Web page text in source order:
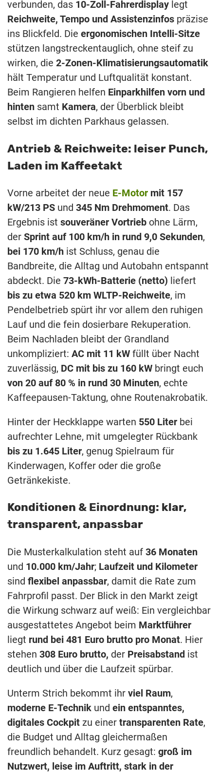
verbunden, das 10-Zoll-Fahrerdisplay legt
Reichweite, Tempo und Assistenzinfos präzise
ins Blickfeld. Die ergonomischen Intelli-Sitze
stützen langstreckentauglich, ohne steif zu
wirken, die 2-Zonen-Klimatisierungsautomatik
hält Temperatur und Luftqualität konstant.
Beim Rangieren helfen Einparkhilfen vorn und
hinten samt Kamera, der Überblick bleibt
selbst im dichten Parkhaus gelassen.
Antrieb & Reichweite: leiser Punch,
Laden im Kaffeetakt
Vorne arbeitet der neue E-Motor mit 157
kW/213 PS und 345 Nm Drehmoment. Das
Ergebnis ist souveräner Vortrieb ohne Lärm,
der Sprint auf 100 km/h in rund 9,0 Sekunden,
bei 170 km/h ist Schluss, genau die
Bandbreite, die Alltag und Autobahn entspannt
abdeckt. Die 73-kWh-Batterie (netto) liefert
bis zu etwa 520 km WLTP-Reichweite, im
Pendelbetrieb spürt ihr vor allem den ruhigen
Lauf und die fein dosierbare Rekuperation.
Beim Nachladen bleibt der Grandland
unkompliziert: AC mit 11 kW füllt über Nacht
zuverlässig, DC mit bis zu 160 kW bringt euch
von 20 auf 80 % in rund 30 Minuten, echte
Kaffeepausen-Taktung, ohne Routenakrobatik.
Hinter der Heckklappe warten 550 Liter bei
aufrechter Lehne, mit umgelegter Rückbank
bis zu 1.645 Liter, genug Spielraum für
Kinderwagen, Koffer oder die große
Getränkekiste.
Konditionen & Einordnung: klar,
transparent, anpassbar
Die Musterkalkulation steht auf 36 Monaten
und 10.000 km/Jahr; Laufzeit und Kilometer
sind flexibel anpassbar, damit die Rate zum
Fahrprofil passt. Der Blick in den Markt zeigt
die Wirkung schwarz auf weiß: Ein vergleichbar
ausgestattetes Angebot beim Marktführer
liegt rund bei 481 Euro brutto pro Monat. Hier
stehen 308 Euro brutto, der Preisabstand ist
deutlich und über die Laufzeit spürbar.
Unterm Strich bekommt ihr viel Raum,
moderne E-Technik und ein entspanntes,
digitales Cockpit zu einer transparenten Rate,
die Budget und Alltag gleichermaßen
freundlich behandelt. Kurz gesagt: groß im
Nutzwert, leise im Auftritt, stark in der